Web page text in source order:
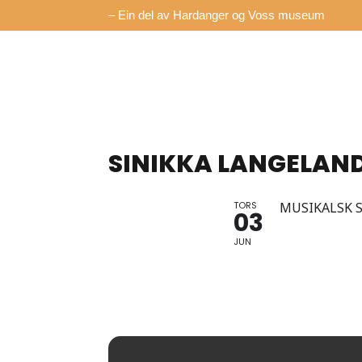
– Ein del av Hardanger og Voss museum
SINIKKA
TORS
03
JUN
MUSIKALSK